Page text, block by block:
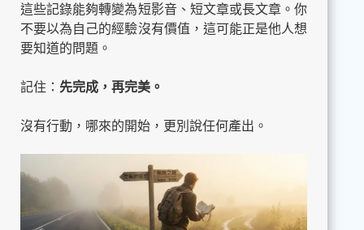
這些記錄能夠轉變為短影音、短文章或長文章。你
不要以為自己的經驗沒有價值，這可能正是他人想
要知道的問題。
記住： 先完成，再完美。
沒有行動，哪來的開始，更別說任何產出。